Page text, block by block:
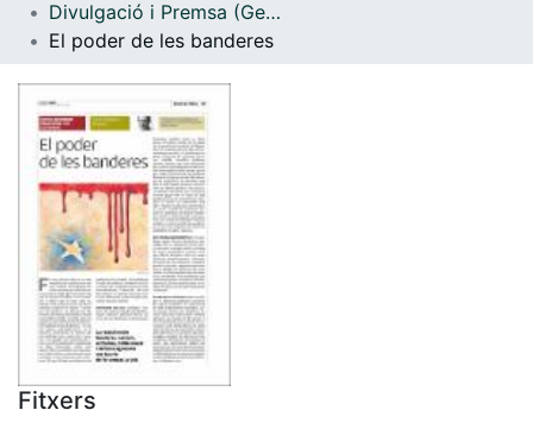
Divulgació i Premsa (Genètica, Microbiologia i Estadística)
El poder de les banderes
Fitxers